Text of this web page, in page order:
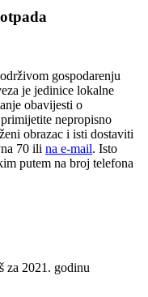
gospodarenju
je jedinice lokalne
obavijesti o
nepropisno
obrazac i isti dostaviti
70 ili na e-mail. Isto
putem na broj telefona
za 2021. godinu